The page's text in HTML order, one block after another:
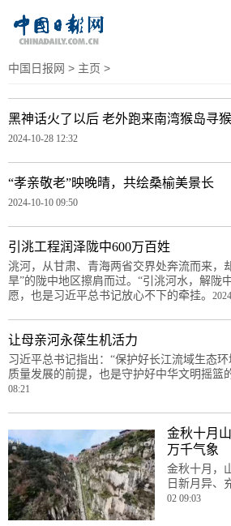
中国日报网 > 主页 >
黑神话火了以后 老外跑来南湾猴岛寻
2024-10-28 12:32
“孝亲敬老”映晚晴，共绘桑榆美景长
2024-10-10 09:50
引洮工程润泽陇中600万百姓
洮河，从甘肃、青海两省交界处奔流而来，
旱”的陇中地区擦肩而过。“引洮河水，解陇
愿，也是习近平总书记放心不下的牵挂。
让母亲河永葆生机活力
习近平总书记指出：“保护好长江流域生态
质量发展的前提，也是守护好中华文明摇篮
08:21
金秋十月
万千气象
金秋十月，
日新月异、
02 09:03